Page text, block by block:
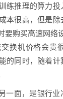
推理的算力投
本很高，但是
要购买高速网络
换机价格会贵
的同时，随着
面，是银行业